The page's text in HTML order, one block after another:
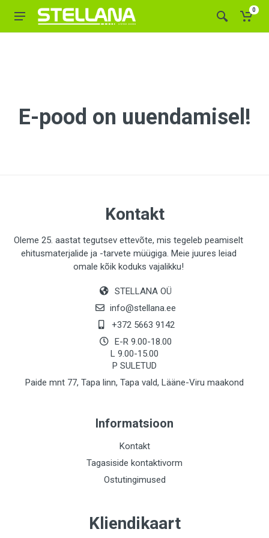
0
E-pood on uuendamisel!
Kontakt
Oleme 25. aastat tegutsev ettevõte, mis tegeleb peamiselt
ehitusmaterjalide ja -tarvete müügiga. Meie juures leiad
omale kõik koduks vajalikku!
STELLANA OÜ
info@stellana.ee
+372 5663 9142
E-R 9.00-18.00
L 9.00-15.00
P SULETUD
Paide mnt 77, Tapa linn, Tapa vald, Lääne-Viru maakond
Informatsioon
Kontakt
Tagasiside kontaktivorm
Ostutingimused
Kliendikaart